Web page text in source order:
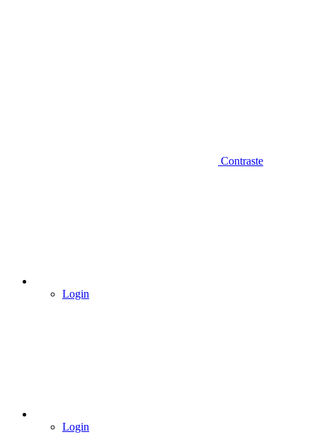
Contraste
Login
Login